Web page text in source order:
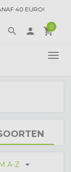
40 EURO!
local_grocery_store
0
search person
A-Z